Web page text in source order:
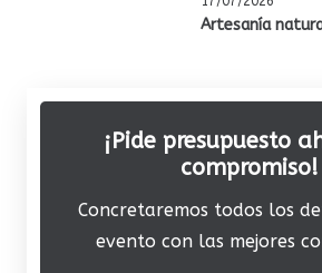
Artesanía natural
¡Pide presupuesto
compromiso!
Concretaremos todos los
evento con las mejores